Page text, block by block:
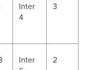
Inter
4
3
Inter
2